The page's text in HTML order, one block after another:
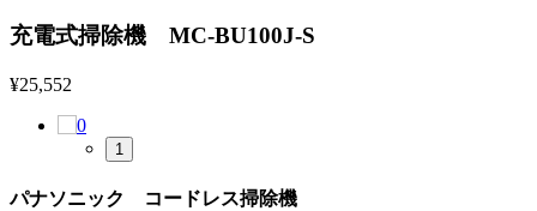
充電式掃除機 MC-BU100J-S
¥25,552
1
パナソニック コードレス掃除機